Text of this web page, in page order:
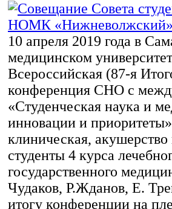
10 апреля 2019 года в
медицинском
Всероссийская (87-я
конференция СНО с
«Студенческая наука и
инновации и
клиническая,
студенты 4 курса
государственного
Чудаков, Р.Жданов, Е.
итогу конференции на